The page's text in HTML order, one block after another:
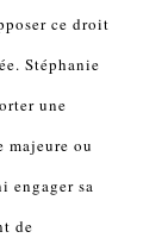
ce droit
Stéphanie
une
majeure ou
engager sa
de